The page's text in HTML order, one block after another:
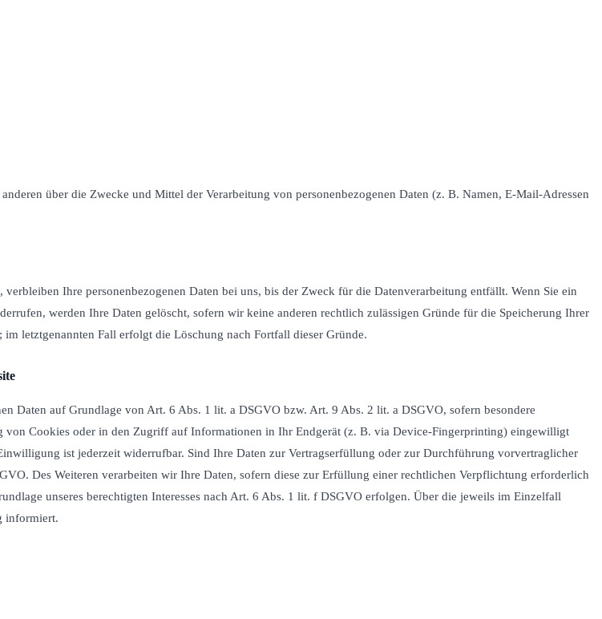
über die Zwecke und Mittel der Verarbeitung von personenbezogenen Daten (z. B. Namen, E-Mail-Adressen
Ihre personenbezogenen Daten bei uns, bis der Zweck für die Datenverarbeitung entfällt. Wenn Sie ein
werden Ihre Daten gelöscht, sofern wir keine anderen rechtlich zulässigen Gründe für die Speicherung Ihrer
letztgenannten Fall erfolgt die Löschung nach Fortfall dieser Gründe.
Daten auf Grundlage von Art. 6 Abs. 1 lit. a DSGVO bzw. Art. 9 Abs. 2 lit. a DSGVO, sofern besondere
von Cookies oder in den Zugriff auf Informationen in Ihr Endgerät (z. B. via Device-Fingerprinting) eingewilligt
ist jederzeit widerrufbar. Sind Ihre Daten zur Vertragserfüllung oder zur Durchführung vorvertraglicher
Des Weiteren verarbeiten wir Ihre Daten, sofern diese zur Erfüllung einer rechtlichen Verpflichtung erforderlich
unseres berechtigten Interesses nach Art. 6 Abs. 1 lit. f DSGVO erfolgen. Über die jeweils im Einzelfall
informiert.